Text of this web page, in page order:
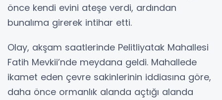
önce kendi evini ateşe verdi, ardından
bunalıma girerek intihar etti.
Olay, akşam saatlerinde Pelitliyatak Mahallesi
Fatih Mevkii’nde meydana geldi. Mahallede
ikamet eden çevre sakinlerinin iddiasına göre,
daha önce ormanlık alanda açtığı alanda